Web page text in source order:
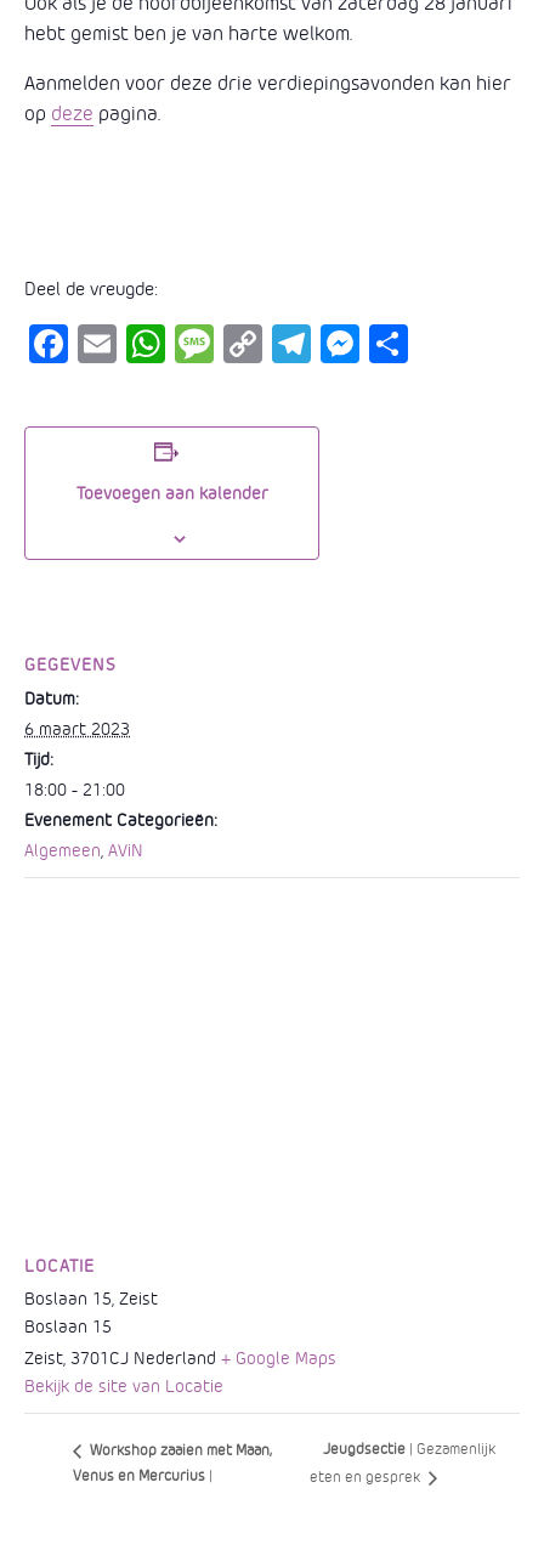
hebt gemist ben je van harte welkom.
Aanmelden voor deze drie verdiepingsavonden kan hier
op deze pagina.
Deel de vreugde:
F
c
b
o
E
ail
W
at
s
A
p
p
M
ss
g
C
p
Li
k
Te
gr
M
Toevoegen aan kalender
GEGEVENS
Datum:
6 maart 2023
Tijd:
18:00 - 21:00
Evenement Categorieën:
Algemeen AViN
LOCATIE
Boslaan 15, Zeist
Boslaan 15
Zeist 3701CJ Nederland + Google Maps
Bekijk de site van Locatie
Workshop zaaien met Maan,
Venus en Mercurius |
Jeugdsectie| Gezamenlijk
eten en gesprek